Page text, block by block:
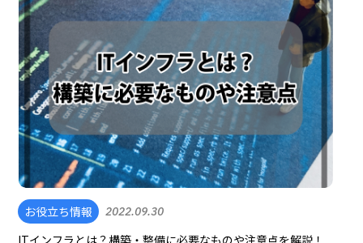
お役立ち情報 2022.09.30
ITインフラとは？構築・整備に必要なものや注意点を解説！